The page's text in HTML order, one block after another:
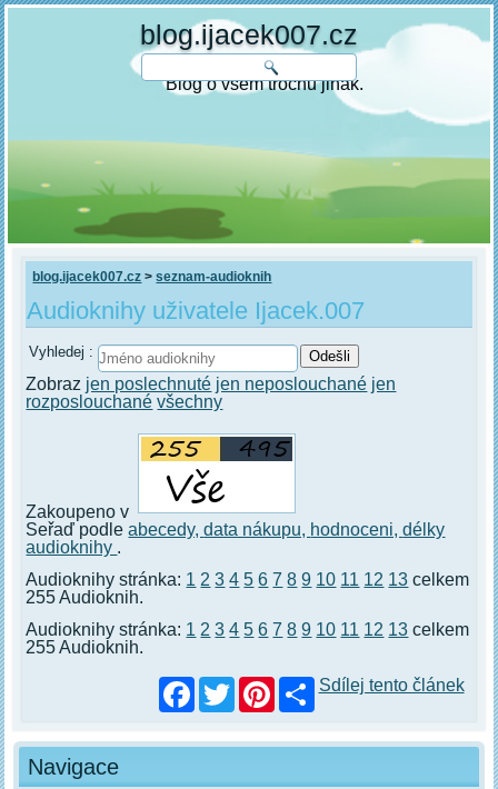
blog.ijacek007.cz
Blog o všem trochu jinak.
blog.ijacek007.cz >seznam-audioknih
Audioknihy uživatele Ijacek.007
Vyhledej :
Zobraz jen poslechnuté jen neposlouchané jen
rozposlouchané všechny
Zakoupeno v
Seřaď podleabecedy,data nákupu, hodnoceni,délky
audioknihy .
Audioknihy stránka: 1 2 3 4 5 6 7 8 9 10 11 12 13 celkem
255 Audioknih.
Audioknihy stránka: 1 2 3 4 5 6 7 8 9 10 11 12 13 celkem
255 Audioknih.
Facebook
TwitterPinterestSdílej tento článek
Navigace